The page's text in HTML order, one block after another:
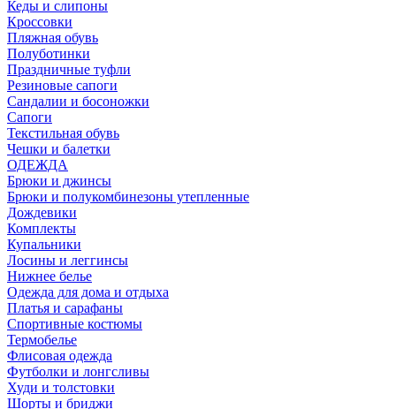
Кеды и слипоны
Кроссовки
Пляжная обувь
Полуботинки
Праздничные туфли
Резиновые сапоги
Сандалии и босоножки
Сапоги
Текстильная обувь
Чешки и балетки
ОДЕЖДА
Брюки и джинсы
Брюки и полукомбинезоны утепленные
Дождевики
Комплекты
Купальники
Лосины и леггинсы
Нижнее белье
Одежда для дома и отдыха
Платья и сарафаны
Спортивные костюмы
Термобелье
Флисовая одежда
Футболки и лонгсливы
Худи и толстовки
Шорты и бриджи